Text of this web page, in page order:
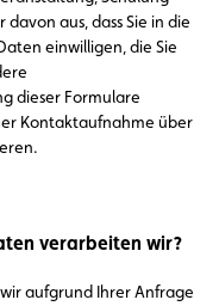
aus, dass Sie in die
einwilligen, die Sie
dieser Formulare
Kontaktaufnahme über
verarbeiten wir?
aufgrund Ihrer Anfrage